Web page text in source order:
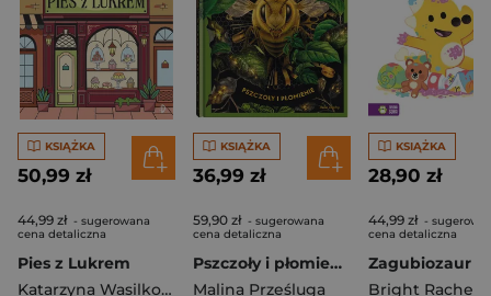
KSIĄŻKA
50,99 zł
44,99 zł - sugerowana
cena detaliczna
Pies z Lukrem
Katarzyna Wasilkowska
KSIĄŻKA
36,99 zł
59,90 zł - sugerowana
cena detaliczna
Pszczoły i płomienie. Animarium. Tom 2
Malina Prześluga
KSIĄŻKA
28,90 zł
44,99 zł -
cena detaliczna
Zagubiozaur
Bright Rachel